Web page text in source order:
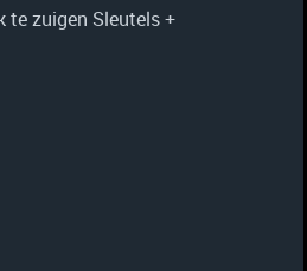
te zuigen Sleutels +